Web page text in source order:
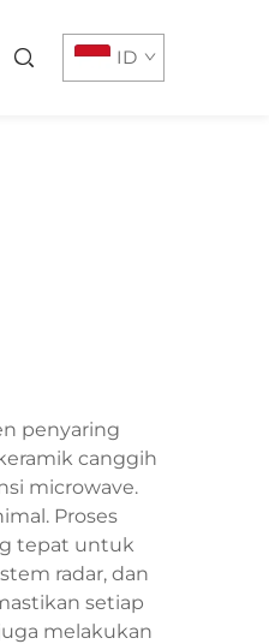
ID
penyaring
canggih
microwave.
Proses
tepat untuk
radar, dan
setiap
melakukan